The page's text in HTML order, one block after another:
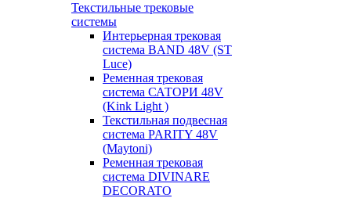
Текстильные трековые
системы
Интерьерная трековая
система BAND 48V (ST
Luce)
Ременная трековая
система САТОРИ 48V
(Kink Light )
Текстильная подвесная
система PARITY 48V
(Maytoni)
Ременная трековая
система DIVINARE
DECORATO